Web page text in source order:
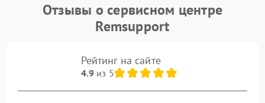
Отзывы о сервисном центре
Remsupport
Рейтинг на сайте
4.9из 5